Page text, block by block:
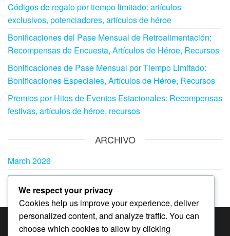
Códigos de regalo por tiempo limitado: artículos
exclusivos, potenciadores, artículos de héroe
Bonificaciones del Pase Mensual de Retroalimentación:
Recompensas de Encuesta, Artículos de Héroe, Recursos
Bonificaciones de Pase Mensual por Tiempo Limitado:
Bonificaciones Especiales, Artículos de Héroe, Recursos
Premios por Hitos de Eventos Estacionales: Recompensas
festivas, artículos de héroe, recursos
ARCHIVO
March 2026
February 2026
CATEGORÍAS
We respect your privacy
Cookies help us improve your experience, deliver
personalized content, and analyze traffic. You can
choose which cookies to allow by clicking